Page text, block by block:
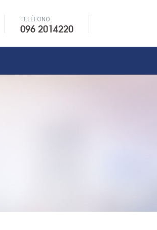
TELÉFONO
096 2014220